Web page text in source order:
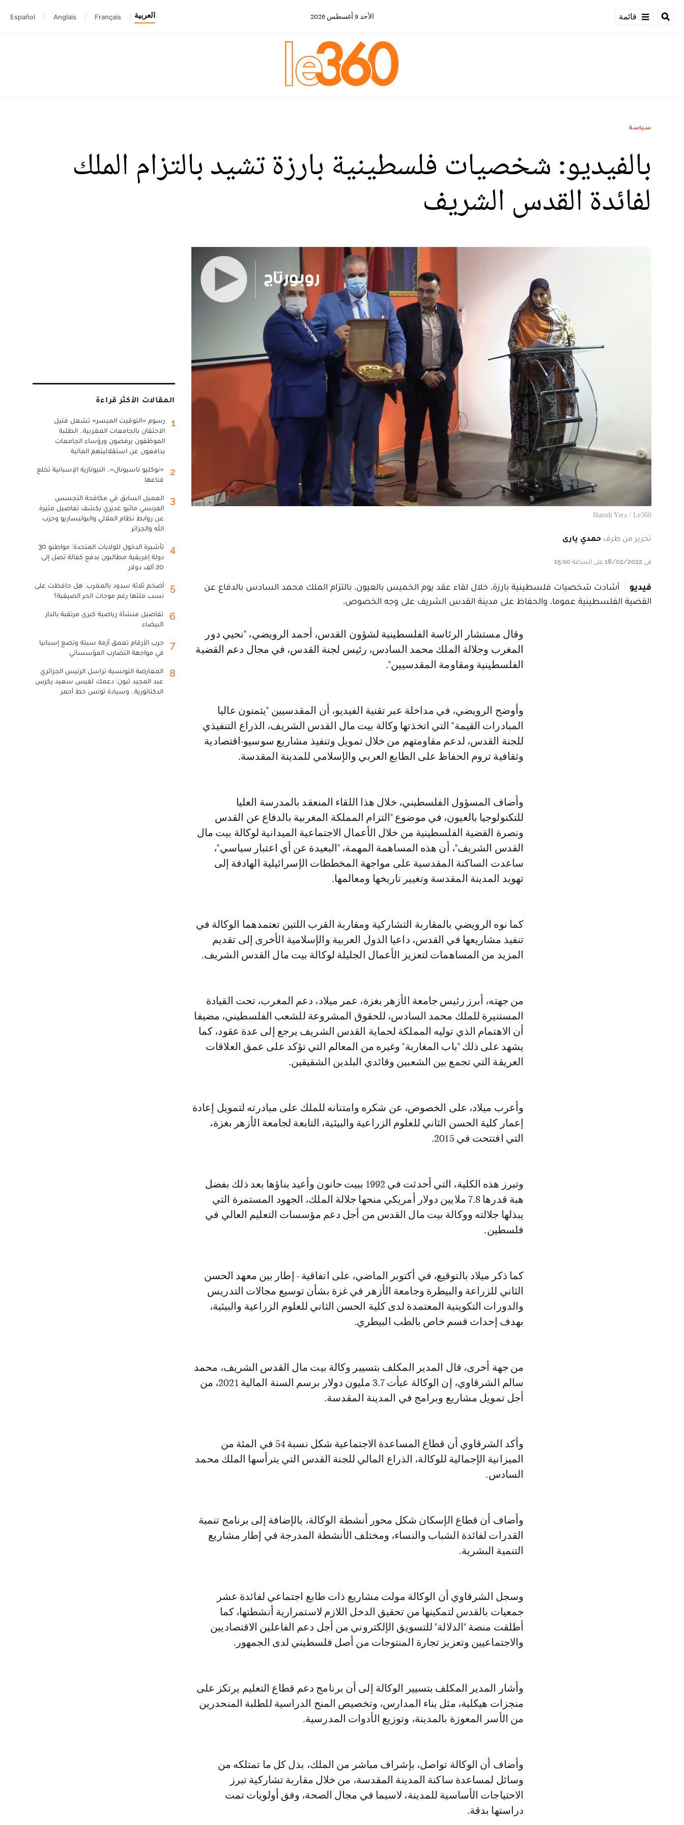
قائمة الأحد 9 أغسطس 2026 العربية Français
Anglais
Español
سياسة
بالفيديو: شخصيات فلسطينية بارزة تشيد بالتزام الملك
لفائدة القدس الشريف
Hamdi Yara / Le360
تحرير من طرف حمدي يارى
في 18/02/2022 على الساعة 15:00
فيديو
أشادت شخصيات فلسطينية بارزة، خلال لقاء عقد يوم الخميس بالعيون، بالتزام الملك محمد السادس بالدفاع عن
القضية الفلسطينية عموما، والحفاظ على مدينة القدس الشريف على وجه الخصوص.
وقال مستشار الرئاسة الفلسطينية لشؤون القدس، أحمد الرويضي، "نحيي دور
المغرب وجلالة الملك محمد السادس، رئيس لجنة القدس، في مجال دعم القضية
الفلسطينية ومقاومة المقدسيين".
وأوضح الرويضي، في مداخلة عبر تقنية الفيديو، أن المقدسيين "يثمنون عاليا
المبادرات القيمة" التي اتخذتها وكالة بيت مال القدس الشريف، الذراع التنفيذي
للجنة القدس، لدعم مقاومتهم من خلال تمويل وتنفيذ مشاريع سوسيو-اقتصادية
وثقافية تروم الحفاظ على الطابع العربي والإسلامي للمدينة المقدسة.
وأضاف المسؤول الفلسطيني، خلال هذا اللقاء المنعقد بالمدرسة العليا
للتكنولوجيا بالعيون، في موضوع "التزام المملكة المغربية بالدفاع عن القدس
ونصرة القضية الفلسطينية من خلال الأعمال الاجتماعية الميدانية لوكالة بيت مال
القدس الشريف"، أن هذه المساهمة المهمة، "البعيدة عن أي اعتبار سياسي"،
ساعدت الساكنة المقدسية على مواجهة المخططات الإسرائيلية الهادفة إلى
تهويد المدينة المقدسة وتغيير تاريخها ومعالمها.
كما نوه الرويضي بالمقاربة التشاركية ومقاربة القرب اللتين تعتمدهما الوكالة في
تنفيذ مشاريعها في القدس، داعيا الدول العربية والإسلامية الأخرى إلى تقديم
المزيد من المساهمات لتعزيز الأعمال الجليلة لوكالة بيت مال القدس الشريف.
من جهته، أبرز رئيس جامعة الأزهر بغزة، عمر ميلاد، دعم المغرب، تحت القيادة
المستنيرة للملك محمد السادس، للحقوق المشروعة للشعب الفلسطيني، مضيفا
أن الاهتمام الذي توليه المملكة لحماية القدس الشريف يرجع إلى عدة عقود، كما
يشهد على ذلك "باب المغاربة" وغيره من المعالم التي تؤكد على عمق العلاقات
العريقة التي تجمع بين الشعبين وقائدي البلدين الشقيقين.
وأعرب ميلاد، على الخصوص، عن شكره وامتنانه للملك على مبادرته لتمويل إعادة
إعمار كلية الحسن الثاني للعلوم الزراعية والبيئية، التابعة لجامعة الأزهر بغزة،
التي افتتحت في 2015.
وتبرز هذه الكلية، التي أحدثت في 1992 ببيت حانون وأعيد بناؤها بعد ذلك بفضل
هبة قدرها 7.8 ملايين دولار أمريكي منحها جلالة الملك، الجهود المستمرة التي
يبذلها جلالته ووكالة بيت مال القدس من أجل دعم مؤسسات التعليم العالي في
فلسطين.
كما ذكر ميلاد بالتوقيع، في أكتوبر الماضي، على اتفاقية - إطار بين معهد الحسن
الثاني للزراعة والبيطرة وجامعة الأزهر في غزة بشأن توسيع مجالات التدريس
والدورات التكوينية المعتمدة لدى كلية الحسن الثاني للعلوم الزراعية والبيئية،
بهدف إحداث قسم خاص بالطب البيطري.
من جهة أخرى، قال المدير المكلف بتسيير وكالة بيت مال القدس الشريف، محمد
سالم الشرقاوي، إن الوكالة عبأت 3.7 مليون دولار برسم السنة المالية 2021، من
أجل تمويل مشاريع وبرامج في المدينة المقدسة.
وأكد الشرقاوي أن قطاع المساعدة الاجتماعية شكل نسبة 54 في المئة من
الميزانية الإجمالية للوكالة، الذراع المالي للجنة القدس التي يترأسها الملك محمد
السادس.
وأضاف أن قطاع الإسكان شكل محور أنشطة الوكالة، بالإضافة إلى برنامج تنمية
القدرات لفائدة الشباب والنساء، ومختلف الأنشطة المدرجة في إطار مشاريع
التنمية البشرية.
وسجل الشرقاوي أن الوكالة مولت مشاريع ذات طابع اجتماعي لفائدة عشر
جمعيات بالقدس لتمكينها من تحقيق الدخل اللازم لاستمرارية أنشطتها، كما
أطلقت منصة "الدلالة" للتسويق الإلكتروني من أجل دعم الفاعلين الاقتصاديين
والاجتماعيين وتعزيز تجارة المنتوجات من أصل فلسطيني لدى الجمهور.
وأشار المدير المكلف بتسيير الوكالة إلى أن برنامج دعم قطاع التعليم يرتكز على
منجزات هيكلية، مثل بناء المدارس، وتخصيص المنح الدراسية للطلبة المنحدرين
من الأسر المعوزة بالمدينة، وتوزيع الأدوات المدرسية.
وأضاف أن الوكالة تواصل، بإشراف مباشر من الملك، بذل كل ما تمتلكه من
وسائل لمساعدة ساكنة المدينة المقدسة، من خلال مقاربة تشاركية تبرز
الاحتياجات الأساسية للمدينة، لاسيما في مجال الصحة، وفق أولويات تمت
دراستها بدقة.
المقالات الأكثر قراءة
1
رسوم «التوقيت الميسر» تشعل فتيل
الاحتقان بالجامعات المغربية.. الطلبة
الموظفون يرفضون ورؤساء الجامعات
يدافعون عن استقلاليتهم المالية
2
«نوكليو ناسيونال».. النيونازية الإسبانية تخلع
قناعها
3
العميل السابق في مكافحة التجسس
الفرنسي ماثيو غديري يكشف تفاصيل مثيرة
عن روابط نظام الملالي والبوليساريو وحزب
الله والجزائر
4
تأشيرة الدخول للولايات المتحدة: مواطنو 30
دولة إفريقية مطالبون بدفع كفالة تصل إلى
20 ألف دولار
5
أضخم ثلاثة سدود بالمغرب: هل حافظت على
نسب ملئها رغم موجات الحر الصيفية؟
6
تفاصيل منشأة رياضية كبرى مرتقبة بالدار
البيضاء
7
حرب الأرقام تعمق أزمة سبتة وتضع إسبانيا
في مواجهة التضارب المؤسساتي
8
المعارضة التونسية تراسل الرئيس الجزائري
عبد المجيد تبون: دعمك لقيس سعيد يكرس
الدكتاتورية.. وسيادة تونس خط أحمر